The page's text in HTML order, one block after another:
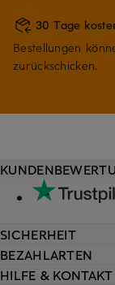
30 Tage
Bestellungen
zurückschicken.
HILFE & KONTAKT
SICHERHEIT
BEZAHLARTEN